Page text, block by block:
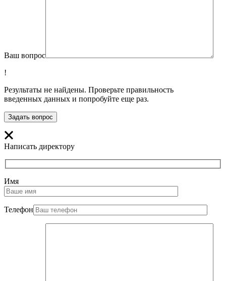
Ваш вопрос
!
Результаты не найдены. Проверьте правильность
введенных данных и попробуйте еще раз.
Написать директору
Имя
Телефон